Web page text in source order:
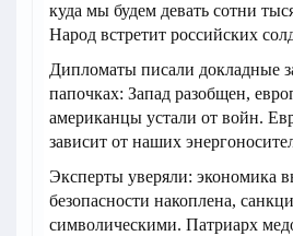
куда мы будем девать сотни
Народ встретит российских
Дипломаты писали докладные
папочках: Запад разобщен,
американцы устали от войн.
зависит от наших
Эксперты уверяли: экономика
безопасности накоплена,
символическими. Патриарх